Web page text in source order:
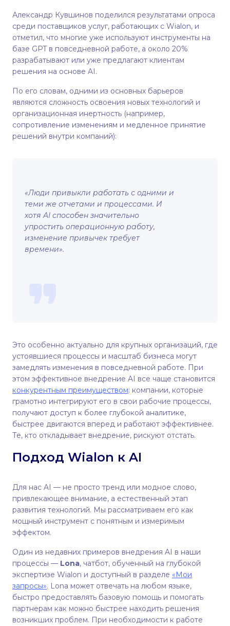
Александр Кувшинов поделился результатами опроса
среди поставщиков услуг, работающих с Wialon, и
отметил, что многие уже используют инструменты на
базе GPT в повседневной работе, а около 20%
разрабатывают или уже предлагают клиентам
решения на основе AI.
По его словам, одними из основных барьеров
являются сложность освоения новых технологий и
организационная инертность (например,
сопротивление изменениям и медленное принятие
решений внутри компаний):
«Люди привыкли работать с одними и
теми же отчетами и процессами. И
хотя AI способен значительно
упростить операционную работу,
изменение привычек требует
времени».
Это особенно актуально для крупных организаций, где
устоявшиеся процессы и масштаб бизнеса могут
замедлять изменения в повседневной работе. При
этом эффективное внедрение AI все чаще становится
конкурентным преимуществом: компании, которые
грамотно интегрируют его в свои рабочие процессы,
получают доступ к более глубокой аналитике,
быстрее двигаются вперед и работают эффективнее.
Те, кто откладывает внедрение, рискуют отстать.
Подход Wialon к AI
Для нас AI — не просто тренд или модное слово,
привлекающее внимание, а естественный этап
развития технологий. Мы рассматриваем его как
мощный инструмент с понятным и измеримым
эффектом.
Один из недавних примеров внедрения AI в наши
процессы — Lona, чатбот, обученный на глубокой
экспертизе Wialon и доступный в разделе «Мои
запросы». Lona может отвечать на любом языке,
быстро предоставлять базовую помощь и помогать
партнерам как можно быстрее находить решения
возникших проблем. При необходимости к работе